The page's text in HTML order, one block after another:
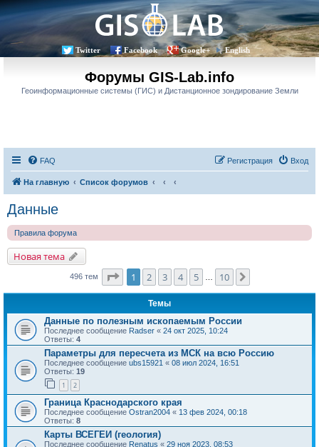
Twitter Facebook Google+ English
Форумы GIS-Lab.info
Геоинформационные системы (ГИС) и Дистанционное зондирование Земли
FAQ Вход
Регистрация
На главную Список форумов
Данные
Правила форума
Новая тема
496 тем Страница1 из
1 2 3 4 5 10
Темы
Данные по полезным ископаемым России
Последнее сообщение Radser « 24 окт 2025, 10:24
Ответы: 4
Параметры для пересчета из МСК на всю Россию
Последнее сообщение ubs15921 « 08 июл 2024, 16:51
Ответы: 19
1 2
Граница Краснодарского края
Последнее сообщение Ostran2004 « 13 фев 2024, 00:18
Ответы: 8
Карты ВСЕГЕИ (геология)
Последнее сообщение Renatus « 29 ноя 2023, 08:53